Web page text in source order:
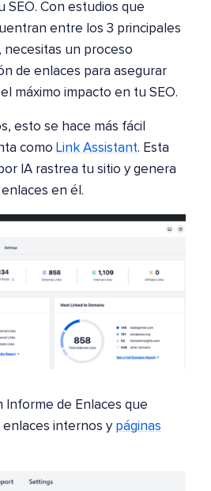
SEO. Con estudios que
entre los 3 principales
necesitas un proceso
de enlaces para asegurar
máximo impacto en tu SEO.
esto se hace más fácil
como Link Assistant. Esta
IA rastrea tu sitio y genera
en él.
Informe de Enlaces que
internos y páginas